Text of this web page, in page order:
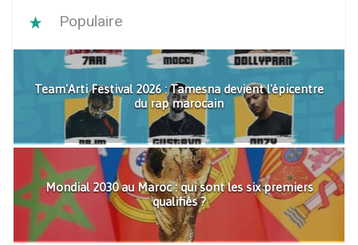
Populaire
Team'Arti Festival 2026 : Tamesna devient l'épicentre
du rap marocain
Mondial 2030 au Maroc : qui sont les six premiers
qualifiés ?